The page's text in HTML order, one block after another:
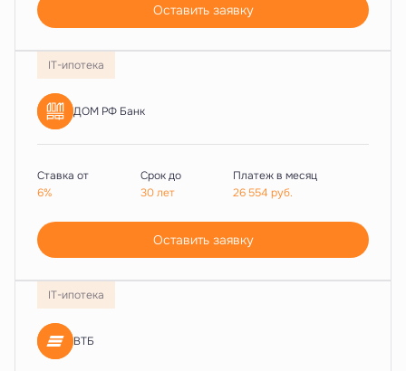
Оставить заявку
IT-ипотека
ДОМ РФ Банк
Ставка от
6%
Срок до
30 лет
Платеж в месяц
26 554 руб.
Оставить заявку
IT-ипотека
ВТБ